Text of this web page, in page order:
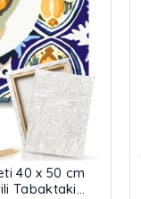
40 x 50 cm
Tabaktaki